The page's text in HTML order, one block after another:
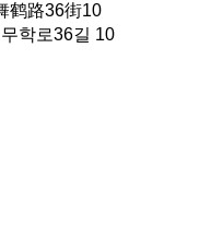
鹤路36街10
학로36길 10